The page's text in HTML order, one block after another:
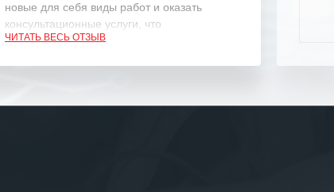
новые для себя виды работ и оказать
консультационные услуги, что
характеризует их как профессионалов
ответственного и надежного поставщика
ЧИТАТЬ ВЕСЬ ОТЗЫВ